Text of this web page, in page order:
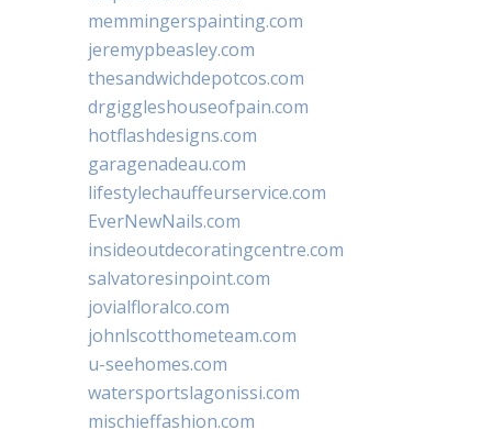
memmingerspainting.com
jeremypbeasley.com
thesandwichdepotcos.com
drgiggleshouseofpain.com
hotflashdesigns.com
garagenadeau.com
lifestylechauffeurservice.com
EverNewNails.com
insideoutdecoratingcentre.com
salvatoresinpoint.com
jovialfloralco.com
johnlscotthometeam.com
u-seehomes.com
watersportslagonissi.com
mischieffashion.com